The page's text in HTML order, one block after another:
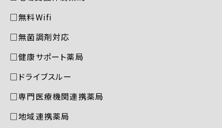
□無料Wifi
□無菌調剤対応
□健康サポート薬局
□ドライブスルー
□専門医療機関連携薬局
□地域連携薬局